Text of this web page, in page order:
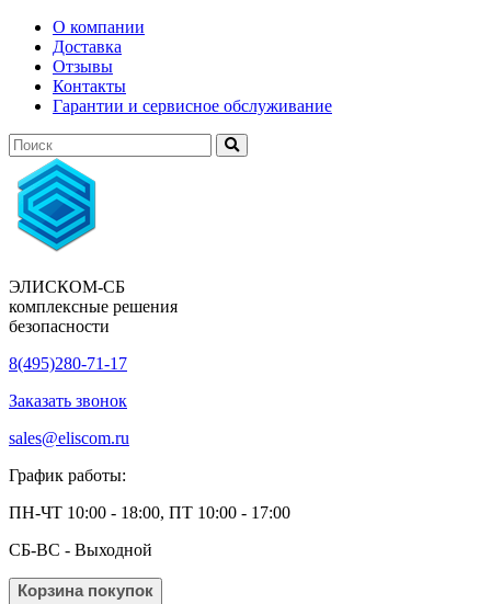
О компании
Доставка
Отзывы
Контакты
Гарантии и сервисное обслуживание
ЭЛИСКОМ-СБ
комплексные решения
безопасности
8(495)280-71-17
Заказать звонок
sales@eliscom.ru
График работы:
ПН-ЧТ 10:00 - 18:00, ПТ 10:00 - 17:00
CБ-ВС - Выходной
Корзина покупок